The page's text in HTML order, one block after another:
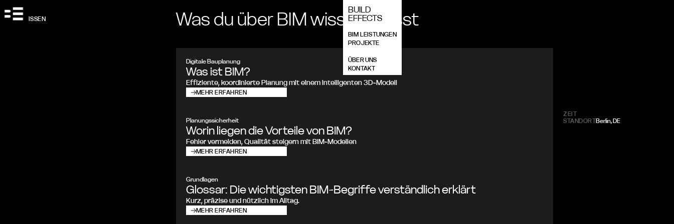
BUILD
EFFECTS
BIM LEISTUNGEN
PROJEKTE
ÜBER UNS
KONTAKT
ZEIT
STANDORTBerlin, DE
BIM WISSEN Was du über BIM wissen musst
Digitale Bauplanung
Was ist BIM?
Effiziente, koordinierte Planung mit einem intelligenten 3D-Modell
MEHR ERFAHREN
Planungssicherheit
Worin liegen die Vorteile von BIM?
Fehler vermeiden, Qualität steigern mit BIM-Modellen
MEHR ERFAHREN
Grundlagen
Glossar: Die wichtigsten BIM-Begriffe verständlich erklärt
Kurz, präzise und nützlich im Alltag.
MEHR ERFAHREN